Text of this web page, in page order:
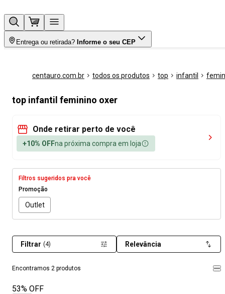
Entrega ou retirada? Informe o seu CEP
centauro.com.br todos os produtos top infantil
top infantil feminino oxer
Onde retirar perto de você
+10% OFFna próxima compra em loja
Filtros sugeridos pra você
Promoção
Outlet
Encontramos 2 produtos
Filtrar (4) Relevância
53% OFF